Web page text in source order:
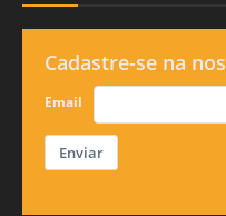
Cadastre-se na
Email
Enviar